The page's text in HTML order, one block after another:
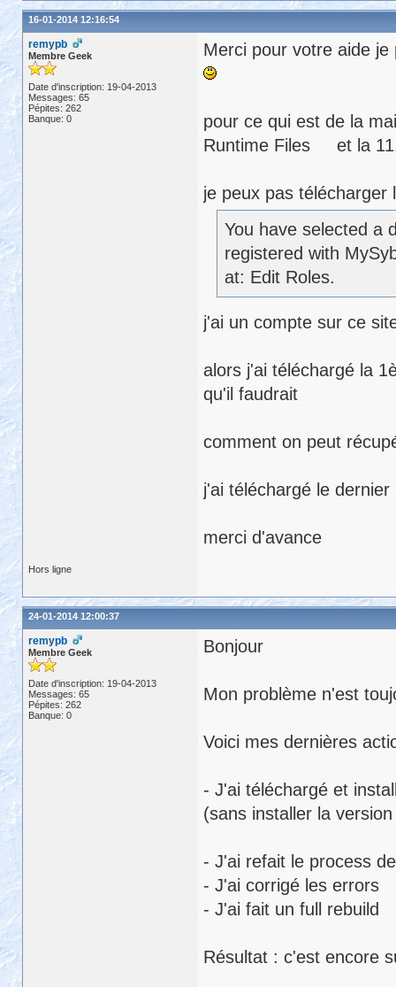
16-01-2014 12:16:54
remypb
Membre Geek
Date d'inscription: 19-04-2013
Messages: 65
Pépites: 262
Banque: 0
Merci pour votre aide
pour ce qui est de la
Runtime Files et la
je peux pas télécharger
You have selected a
registered with
at: Edit Roles.
j'ai un compte sur ce
alors j'ai téléchargé la
qu'il faudrait
comment on peut
j'ai téléchargé le
merci d'avance
Hors ligne
24-01-2014 12:00:37
remypb
Membre Geek
Date d'inscription: 19-04-2013
Messages: 65
Pépites: 262
Banque: 0
Bonjour
Mon problème n'est
Voici mes dernières
- J'ai téléchargé et
(sans installer la
- J'ai refait le process
- J'ai corrigé les errors
- J'ai fait un full rebuild
Résultat : c'est encore